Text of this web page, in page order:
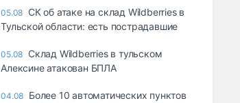
05.08 СК об атаке на склад Wildberries в
Тульской области: есть пострадавшие
05.08 Склад Wildberries в тульском
Алексине атакован БПЛА
04.08 Более 10 автоматических пунктов